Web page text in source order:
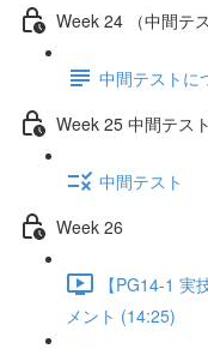
Week 24 （中間テ
中間テストに
Week 25 中間テスト
中間テスト
Week 26
【PG14-1 実
メント (14:25)